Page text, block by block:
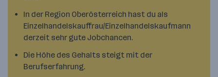
In der Region Oberösterreich hast du als
Einzelhandelskauffrau/Einzelhandelskaufmann
derzeit sehr gute Jobchancen.
Die Höhe des Gehalts steigt mit der
Berufserfahrung.